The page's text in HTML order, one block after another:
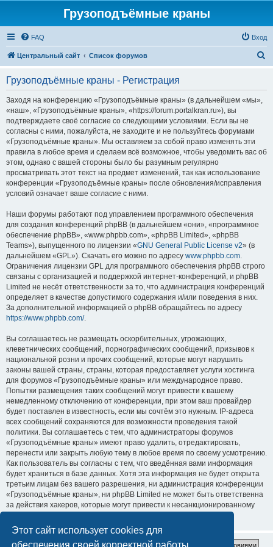
Этот сайт использует cookies для
обеспечения своей корректной работы.
Грузоподъёмные краны
FAQ Вход
Центральный сайт Список форумов
Грузоподъёмные краны - Регистрация
Заходя на конференцию «Грузоподъёмные краны» (в дальнейшем «мы»,
«наш», «Грузоподъёмные краны», «https://forum.portalkran.ru»), вы
подтверждаете своё согласие со следующими условиями. Если вы не
согласны с ними, пожалуйста, не заходите и не пользуйтесь форумами
«Грузоподъёмные краны». Мы оставляем за собой право изменять эти
правила в любое время и сделаем всё возможное, чтобы уведомить вас об
этом, однако с вашей стороны было бы разумным регулярно
просматривать этот текст на предмет изменений, так как использование
конференции «Грузоподъёмные краны» после обновления/исправления
условий означает ваше согласие с ними.
Наши форумы работают под управлением программного обеспечения
для создания конференций phpBB (в дальнейшем «они», «программное
обеспечение phpBB», «www.phpbb.com», «phpBB Limited», «phpBB
Teams»), выпущенного по лицензии «GNU General Public License v2» (в
дальнейшем «GPL»). Скачать его можно по адресу www.phpbb.com.
Ограничения лицензии GPL для программного обеспечения phpBB строго
связаны с организацией и поддержкой интернет-конференций, и phpBB
Limited не несёт ответственности за то, что администрация конференций
определяет в качестве допустимого содержания и/или поведения в них.
За дополнительной информацией о phpBB обращайтесь по адресу
https://www.phpbb.com/.
Вы соглашаетесь не размещать оскорбительных, угрожающих,
клеветнических сообщений, порнографических сообщений, призывов к
национальной розни и прочих сообщений, которые могут нарушить
законы вашей страны, страны, которая предоставляет услуги хостинга
для форумов «Грузоподъёмные краны» или международное право.
Попытки размещения таких сообщений могут привести к вашему
немедленному отключению от конференции, при этом ваш провайдер
будет поставлен в известность, если мы сочтём это нужным. IP-адреса
всех сообщений сохраняются для возможности проведения такой
политики. Вы соглашаетесь с тем, что администраторы форумов
«Грузоподъёмные краны» имеют право удалить, отредактировать,
перенести или закрыть любую тему в любое время по своему усмотрению.
Как пользователь вы согласны с тем, что введённая вами информация
будет храниться в базе данных. Хотя эта информация не будет открыта
третьим лицам без вашего разрешения, ни администрация конференции
«Грузоподъёмные краны», ни phpBB Limited не может быть ответственна
за действия хакеров, которые могут привести к несанкционированному